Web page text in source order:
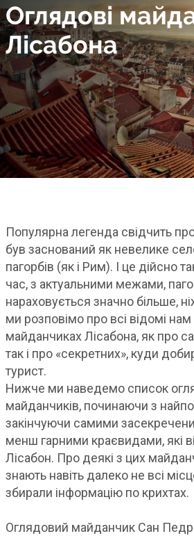
Оглядові
Лісабона
Популярна легенда свідчить
був заснований як невелике
пагорбів (як і Рим). І це дійсно
час, з актуальними межами,
нараховується значно більше,
ми розповімо про всі відомі
майданчиках Лісабона, як про
так і про «секретних», куди
турист.
Нижче ми наведемо список
майданчиків, починаючи з
закінчуючи самими
менш гарними краєвидами, які
Лісабон. Про деякі з цих
знають навіть далеко не всі
збирали інформацію по крихтах.
Оглядовий майданчик Сан